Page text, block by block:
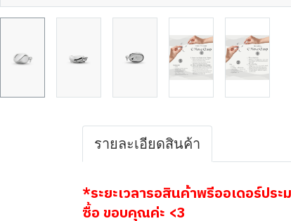
รายละเอียดสินค้า
*ระยะเวลารอสินค้าพรีออเดอร์ป
ซื้อ ขอบคุณค่ะ <3